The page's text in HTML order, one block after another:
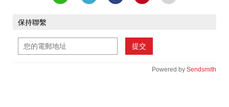
保持聯繫
提交
Powered by Sendsmith